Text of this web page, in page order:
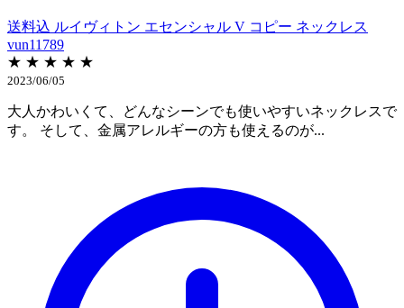
送料込 ルイヴィトン エセンシャル V コピー ネックレス
vun11789
★ ★ ★ ★ ★
2023/06/05
大人かわいくて、どんなシーンでも使いやすいネックレスで
す。 そして、金属アレルギーの方も使えるのが...